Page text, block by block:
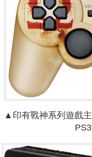
▲印有戰神系列遊戲